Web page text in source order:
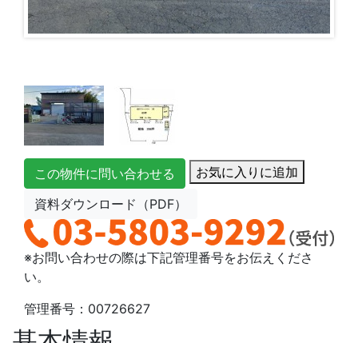
この物件に問い合わせる
お気に入りに追加
資料ダウンロード（PDF）
※お問い合わせの際は下記管理番号をお伝えくださ
い。
管理番号：00726627